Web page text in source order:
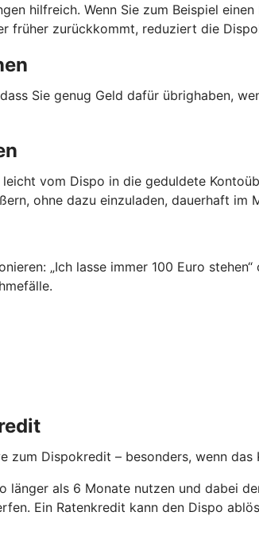
hilfreich. Wenn Sie zum Beispiel
früher zurückkommt, reduziert die
Sie genug Geld dafür übrighaben,
vom Dispo in die geduldete
ohne dazu einzuladen, dauerhaft im
„Ich lasse immer 100 Euro
zum Dispokredit – besonders, wenn
länger als 6 Monate nutzen und
Ein Ratenkredit kann den Dispo